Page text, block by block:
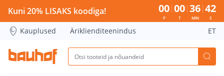
PUSA HELLY HANSEN OXFORD L - Bauhof has loaded
Kuni 20% LISAKS koodiga! 00
P
00
T
36
MIN
42
S
Kauplused Äriklienditeenindus ET